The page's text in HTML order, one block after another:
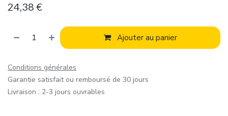
24,38 €
Ajouter au panier
Conditions générales
Garantie satisfait ou remboursé de 30 jours
Livraison : 2-3 jours ouvrables